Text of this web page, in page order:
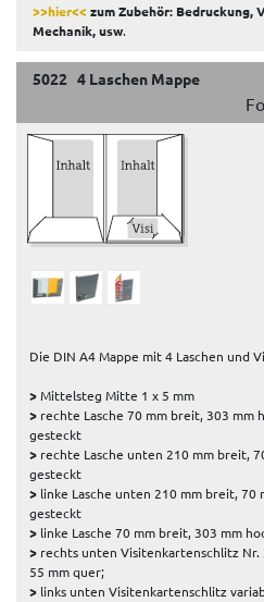
>>hier<<zum Zubehör: Bedruckung,
Mechanik, usw.
5022 4 Laschen Mappe
Die DIN A4 Mappe mit 4 Laschen und
>Mittelsteg Mitte 1 x 5 mm
> rechte Lasche 70 mm breit, 303 mm
gesteckt
> rechte Lasche unten 210 mm breit,
gesteckt
> linke Lasche unten 210 mm breit, 70
gesteckt
> linke Lasche 70 mm breit, 303 mm
> rechts unten Visitenkartenschlitz Nr.
55 mm quer;
> links unten Visitenkartenschlitz